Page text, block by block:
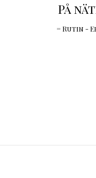
På
= Rutin -